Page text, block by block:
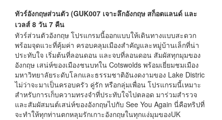
ทัวร์อังกฤษส่วนตัว (GUK007 เจาะลึกอังกฤษ สก็อตแลนด์ และ
เวลส์ 8 วัน 7 คืน
ทัวร์ส่วนตัวอังกฤษ โปรแกรมนี้ออกแบบให้เดินทางแบบสะดวก
พร้อมจุดแวะที่คุ้มค่า ครอบคลุมเมืองสำคัญและหมู่บ้านเล็กที่น่า
ประทับใจ เริ่มต้นที่ลอนดอน และจบที่ลอนดอน สัมผัสทุกมุมของ
อังกฤษ เสน่ห์ของเมืองชนบทใน Cotswolds พร้อมเยี่ยมชมเมือง
มหาวิทยาลัยระดับโลกและธรรมชาติอันงดงามของ Lake Distric
ไม่ว่าจะมาเป็นครอบครัว คู่รัก หรือกลุ่มเพื่อน โปรแกรมนี้เหมาะ
สำหรับการเก็บความทรงจำที่ประทับใจไปตลอด มาร่วมสำรวจ
และสัมผัสมนต์เสน่ห์ของอังกฤษไปกับ See You Again นี่คือทริปที่
จะทำให้ทุกท่านตกหลุมรักเกาะอังกฤษในทุกแง่มุมของUK